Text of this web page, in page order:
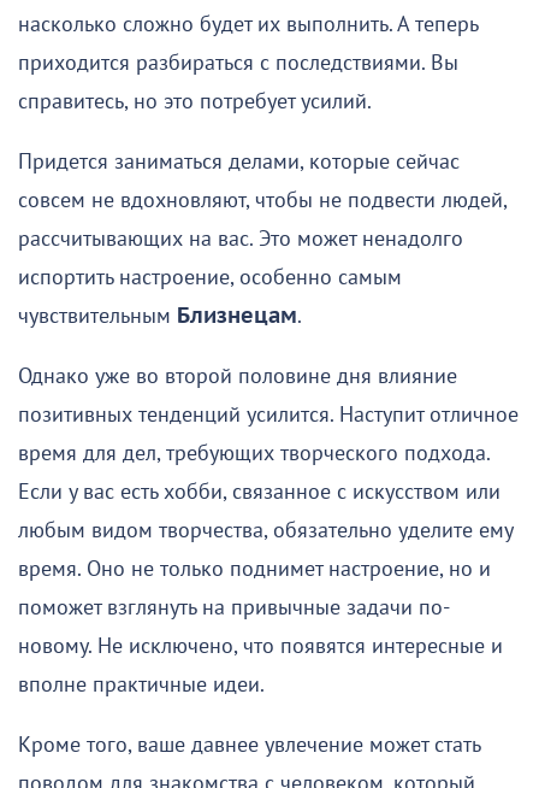
насколько сложно будет их выполнить. А теперь
приходится разбираться с последствиями. Вы
справитесь, но это потребует усилий.
Придется заниматься делами, которые сейчас
совсем не вдохновляют, чтобы не подвести людей,
рассчитывающих на вас. Это может ненадолго
испортить настроение, особенно самым
чувствительным Близнецам.
Однако уже во второй половине дня влияние
позитивных тенденций усилится. Наступит отличное
время для дел, требующих творческого подхода.
Если у вас есть хобби, связанное с искусством или
любым видом творчества, обязательно уделите ему
время. Оно не только поднимет настроение, но и
поможет взглянуть на привычные задачи по-
новому. Не исключено, что появятся интересные и
вполне практичные идеи.
Кроме того, ваше давнее увлечение может стать